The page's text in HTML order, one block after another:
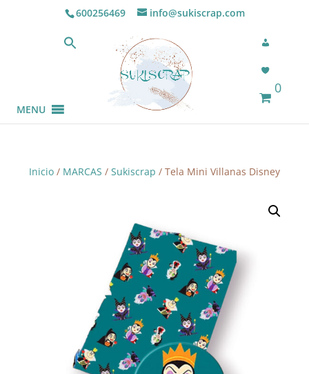
600256469 info@sukiscrap.com
0
MENU
Inicio / MARCAS / Sukiscrap / Tela Mini Villanas Disney